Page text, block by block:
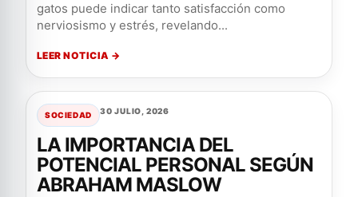
gatos puede indicar tanto satisfacción como
nerviosismo y estrés, revelando...
LEER NOTICIA →
SOCIEDAD 30 JULIO, 2026
LA IMPORTANCIA DEL
POTENCIAL PERSONAL SEGÚN
ABRAHAM MASLOW